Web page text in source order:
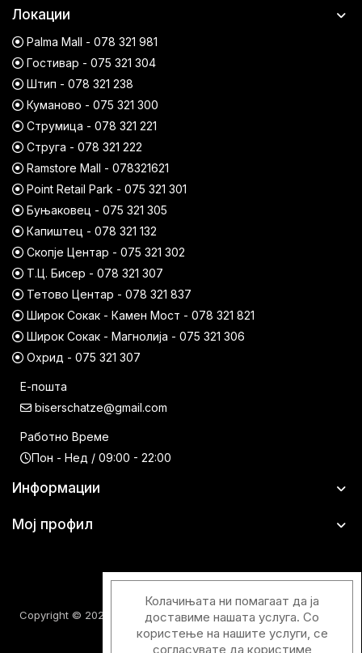
Локации
Palma Mall - 078 321 981
Гостивар - 075 321 304
Штип - 078 321 238
Куманово - 075 321 300
Струмица - 078 321 221
Струга - 078 321 222
Ramstore Mall - 078321621
Point Retail Park - 075 321 301
Буњаковец - 075 321 305
Капиштец - 078 321 132
Скопје Центар - 075 321 302
Т.Ц. Бисер - 078 321 307
Тетово Центар - 078 321 837
Широк Сокак - Камен Мост - 078 321 821
Широк Сокак - Магнолија - 075 321 306
Охрид - 075 321 307
Е-пошта
biserschatze@gmail.com
Работно Време
Пон - Нед / 09:00 - 22:00
Информации
Мој профил
Copyright © 2026 Шатци Парфимерии. Сите права задржани.
Колачињата ни помагаат да ја
доставиме нашата услуга. Со
користење на нашите услуги, се
согласувате да користиме